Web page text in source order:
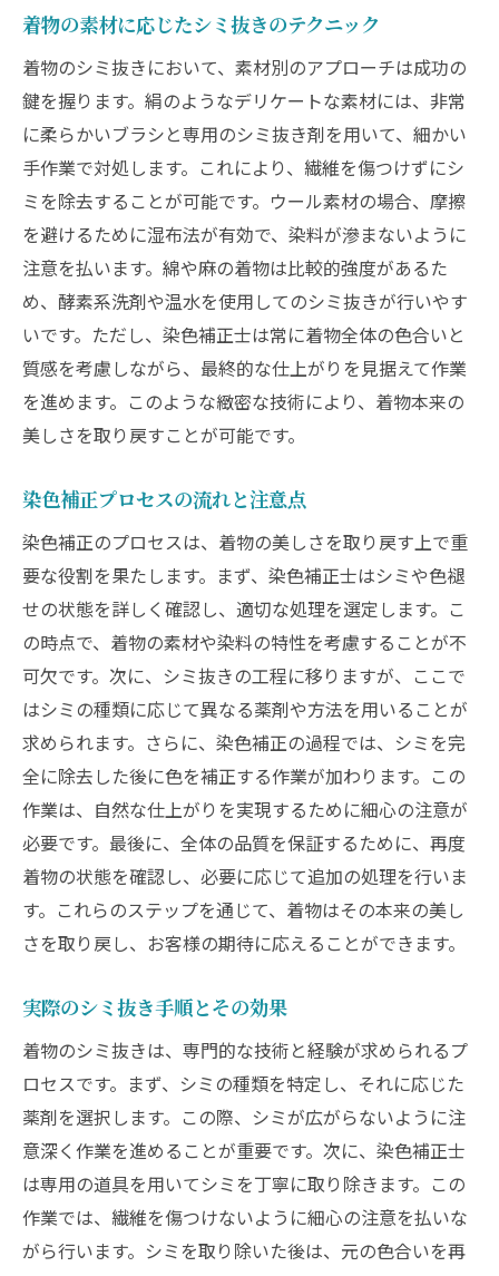
自然な色味を再現するための技術
色補正の事例とその仕上がり
染色補正士が語る！シミ抜き後の着物管理方法
と美しさの保ち方
シミ抜き後の着物の扱い方
色持ちを良くするための保管方法
プロが教える日常のお手入れ法
再発防止のための注意点
着物を美しく保つための温湿度管理
長期保存に適した環境作り
着物を守る！染色補正士のシミ抜きとその後の
ケア方法
着物の長持ちさせるための秘訣
よくある問題とその解決策
着物を安全に保つための技術
染色補正士が教えるプロのケア術
着物愛好家へのアドバイスとサポート
着物の素材に応じたシミ抜きのテクニック
着物のシミ抜きにおいて、素材別のアプローチは成功の
鍵を握ります。絹のようなデリケートな素材には、非常
に柔らかいブラシと専用のシミ抜き剤を用いて、細かい
手作業で対処します。これにより、繊維を傷つけずにシ
ミを除去することが可能です。ウール素材の場合、摩擦
を避けるために湿布法が有効で、染料が滲まないように
注意を払います。綿や麻の着物は比較的強度があるた
め、酵素系洗剤や温水を使用してのシミ抜きが行いやす
いです。ただし、染色補正士は常に着物全体の色合いと
質感を考慮しながら、最終的な仕上がりを見据えて作業
を進めます。このような緻密な技術により、着物本来の
美しさを取り戻すことが可能です。
染色補正プロセスの流れと注意点
染色補正のプロセスは、着物の美しさを取り戻す上で重
要な役割を果たします。まず、染色補正士はシミや色褪
せの状態を詳しく確認し、適切な処理を選定します。こ
の時点で、着物の素材や染料の特性を考慮することが不
可欠です。次に、シミ抜きの工程に移りますが、ここで
はシミの種類に応じて異なる薬剤や方法を用いることが
求められます。さらに、染色補正の過程では、シミを完
全に除去した後に色を補正する作業が加わります。この
作業は、自然な仕上がりを実現するために細心の注意が
必要です。最後に、全体の品質を保証するために、再度
着物の状態を確認し、必要に応じて追加の処理を行いま
す。これらのステップを通じて、着物はその本来の美し
さを取り戻し、お客様の期待に応えることができます。
実際のシミ抜き手順とその効果
着物のシミ抜きは、専門的な技術と経験が求められるプ
ロセスです。まず、シミの種類を特定し、それに応じた
薬剤を選択します。この際、シミが広がらないように注
意深く作業を進めることが重要です。次に、染色補正士
は専用の道具を用いてシミを丁寧に取り除きます。この
作業では、繊維を傷つけないように細心の注意を払いな
がら行います。シミを取り除いた後は、元の色合いを再